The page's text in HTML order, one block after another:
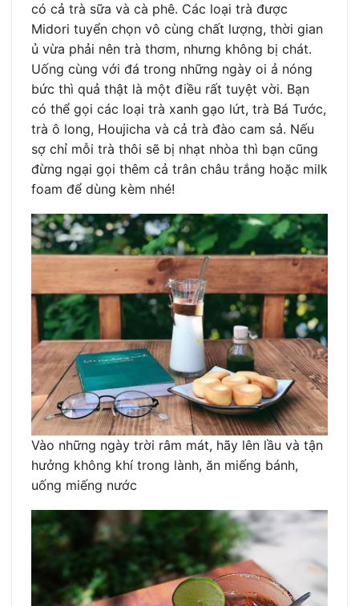
có cả trà sữa và cà phê. Các loại trà được
Midori tuyển chọn vô cùng chất lượng, thời gian
ủ vừa phải nên trà thơm, nhưng không bị chát.
Uống cùng với đá trong những ngày oi ả nóng
bức thì quả thật là một điều rất tuyệt vời. Bạn
có thể gọi các loại trà xanh gạo lứt, trà Bá Tước,
trà ô long, Houjicha và cả trà đào cam sả. Nếu
sợ chỉ mỗi trà thôi sẽ bị nhạt nhòa thì bạn cũng
đừng ngại gọi thêm cả trân châu trắng hoặc milk
foam để dùng kèm nhé!
Vào những ngày trời râm mát, hãy lên lầu và tận
hưởng không khí trong lành, ăn miếng bánh,
uống miếng nước